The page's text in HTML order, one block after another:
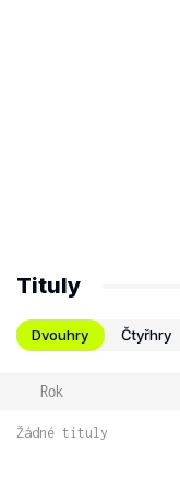
Tituly
Dvouhry Čtyřhry
Rok
Žádné tituly